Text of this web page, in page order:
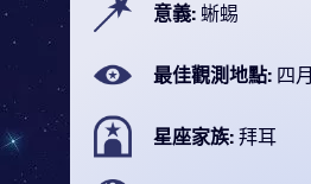
意義: 蜥蜴
最佳觀測地點: 四月
星座家族: 拜耳